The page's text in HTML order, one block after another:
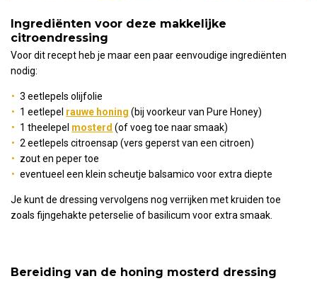
Ingrediënten voor deze makkelijke
citroendressing
Voor dit recept heb je maar een paar eenvoudige ingrediënten
nodig:
3 eetlepels olijfolie
1 eetlepel rauwe honing (bij voorkeur van Pure Honey)
1 theelepel mosterd (of voeg toe naar smaak)
2 eetlepels citroensap (vers geperst van een citroen)
zout en peper toe
eventueel een klein scheutje balsamico voor extra diepte
Je kunt de dressing vervolgens nog verrijken met kruiden toe
zoals fijngehakte peterselie of basilicum voor extra smaak.
Bereiding van de honing mosterd dressing